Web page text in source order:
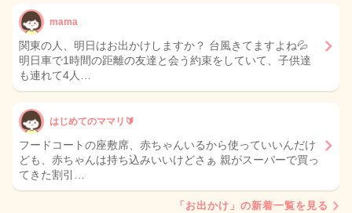
mama
関東の人、明日はお出かけしますか？ 台風きてますよね💦
明日車で1時間の距離の友達と会う約束をしていて、子供達
も連れて4人…
はじめてのママリ🔰
フードコートの座敷席、赤ちゃんいるから使っていいんだけ
ども、赤ちゃんは持ち込みいいけどさぁ 親がスーパーで買っ
てきた割引…
「お出かけ」の新着一覧を見る